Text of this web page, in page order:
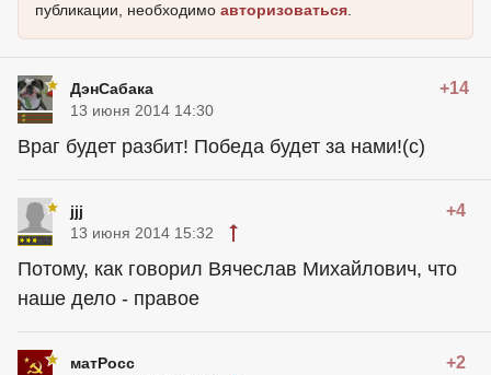
публикации, необходимо авторизоваться
ДэнСабака +14
13 июня 2014 14:30
Враг будет разбит! Победа будет за нами!(с)
jjj +4
13 июня 2014 15:32
Потому, как говорил Вячеслав Михайлович, что
наше дело - правое
матРосс +2